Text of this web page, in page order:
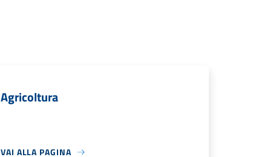
Agricoltura
VAI ALLA PAGINA